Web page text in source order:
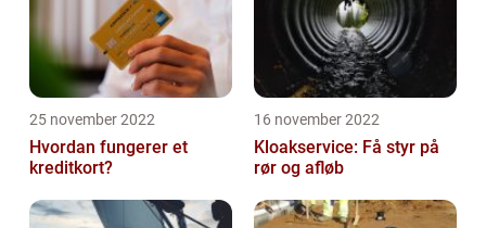
25 november 2022
Hvordan fungerer et
kreditkort?
16 november 2022
Kloakservice: Få styr på
rør og afløb